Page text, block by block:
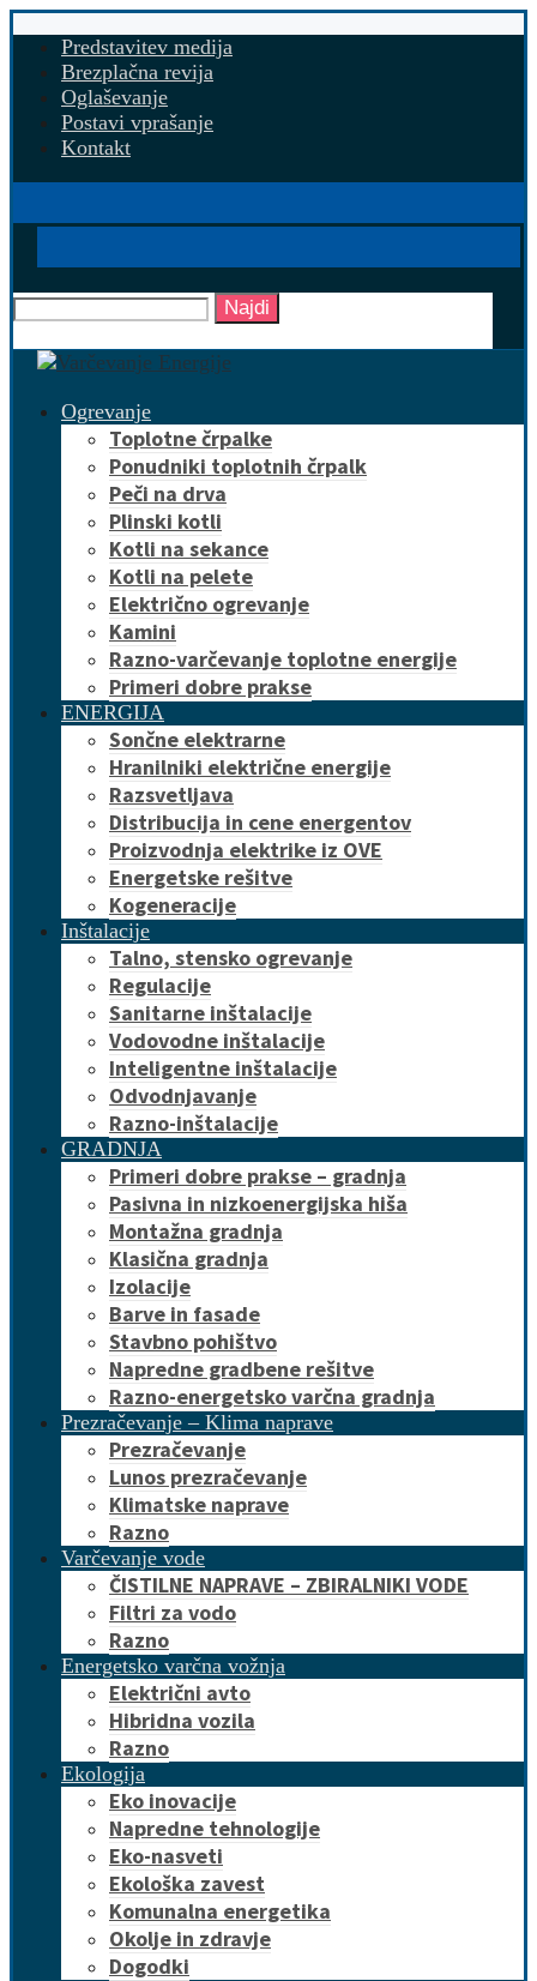
Predstavitev medija
Brezplačna revija
Oglaševanje
Postavi vprašanje
Kontakt
Najdi
Ogrevanje
Toplotne črpalke
Ponudniki toplotnih črpalk
Peči na drva
Plinski kotli
Kotli na sekance
Kotli na pelete
Električno ogrevanje
Kamini
Razno-varčevanje toplotne energije
Primeri dobre prakse
ENERGIJA
Sončne elektrarne
Hranilniki električne energije
Razsvetljava
Distribucija in cene energentov
Proizvodnja elektrike iz OVE
Energetske rešitve
Kogeneracije
Inštalacije
Talno, stensko ogrevanje
Regulacije
Sanitarne inštalacije
Vodovodne inštalacije
Inteligentne inštalacije
Odvodnjavanje
Razno-inštalacije
GRADNJA
Primeri dobre prakse – gradnja
Pasivna in nizkoenergijska hiša
Montažna gradnja
Klasična gradnja
Izolacije
Barve in fasade
Stavbno pohištvo
Napredne gradbene rešitve
Razno-energetsko varčna gradnja
Prezračevanje – Klima naprave
Prezračevanje
Lunos prezračevanje
Klimatske naprave
Razno
Varčevanje vode
ČISTILNE NAPRAVE – ZBIRALNIKI VODE
Filtri za vodo
Razno
Energetsko varčna vožnja
Električni avto
Hibridna vozila
Razno
Ekologija
Eko inovacije
Napredne tehnologije
Eko-nasveti
Ekološka zavest
Komunalna energetika
Okolje in zdravje
Dogodki